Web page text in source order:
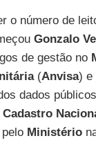
o número de
Gonzalo
de gestão no
(Anvisa) e
dados
Cadastro
Ministério